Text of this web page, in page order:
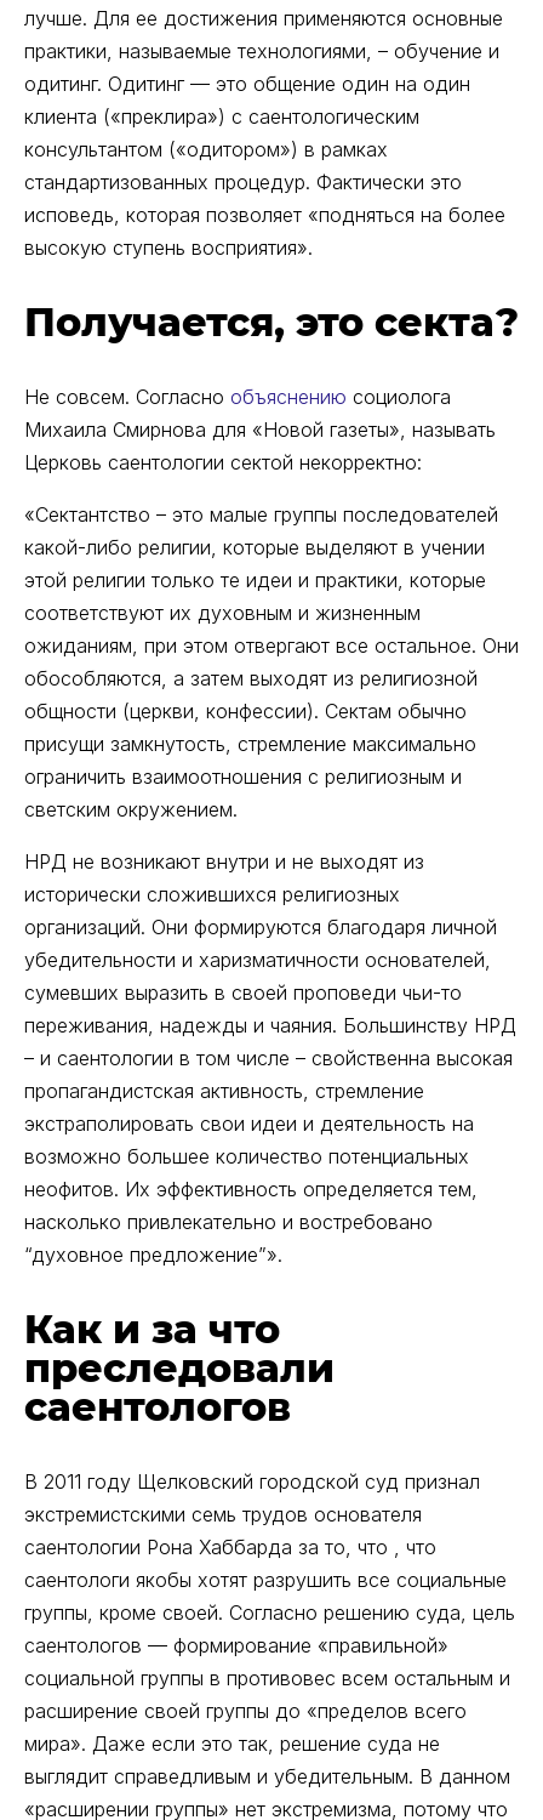
лучше. Для ее достижения применяются основные
практики, называемые технологиями, – обучение и
одитинг. Одитинг — это общение один на один
клиента («преклира») с саентологическим
консультантом («одитором») в рамках
стандартизованных процедур. Фактически это
исповедь, которая позволяет «подняться на более
высокую ступень восприятия».
Получается, это секта?
Не совсем. Согласно объяснению социолога
Михаила Смирнова для «Новой газеты», называть
Церковь саентологии сектой некорректно:
«Сектантство – это малые группы последователей
какой-либо религии, которые выделяют в учении
этой религии только те идеи и практики, которые
соответствуют их духовным и жизненным
ожиданиям, при этом отвергают все остальное. Они
обособляются, а затем выходят из религиозной
общности (церкви, конфессии). Сектам обычно
присущи замкнутость, стремление максимально
ограничить взаимоотношения с религиозным и
светским окружением.
НРД не возникают внутри и не выходят из
исторически сложившихся религиозных
организаций. Они формируются благодаря личной
убедительности и харизматичности основателей,
сумевших выразить в своей проповеди чьи-то
переживания, надежды и чаяния. Большинству НРД
– и саентологии в том числе – свойственна высокая
пропагандистская активность, стремление
экстраполировать свои идеи и деятельность на
возможно большее количество потенциальных
неофитов. Их эффективность определяется тем,
насколько привлекательно и востребовано
“духовное предложение”».
Как и за что
преследовали
саентологов
В 2011 году Щелковский городской суд признал
экстремистскими семь трудов основателя
саентологии Рона Хаббарда за то, что , что
саентологи якобы хотят разрушить все социальные
группы, кроме своей. Согласно решению суда, цель
саентологов — формирование «правильной»
социальной группы в противовес всем остальным и
расширение своей группы до «пределов всего
мира». Даже если это так, решение суда не
выглядит справедливым и убедительным. В данном
«расширении группы» нет экстремизма, потому что